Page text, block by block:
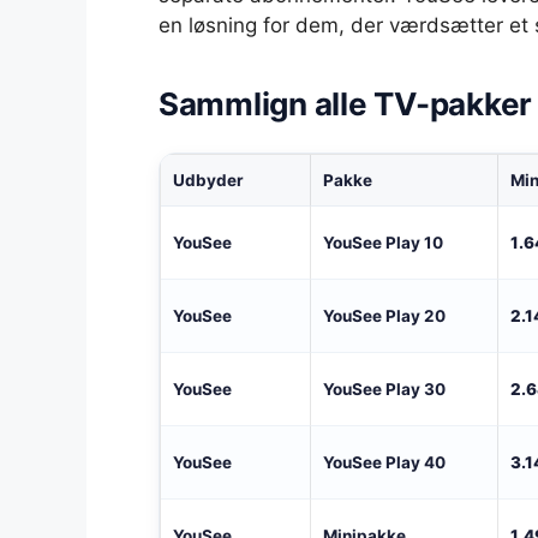
en løsning for dem, der værdsætter et
Sammlign alle TV-
Udbyder Pakke
YouSee YouSee Play 10
YouSee YouSee Play 20
YouSee YouSee Play 30
YouSee YouSee Play 40